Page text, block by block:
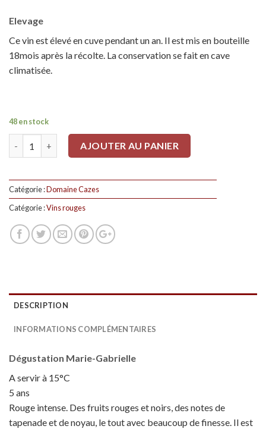
Elevage
Ce vin est élevé en cuve pendant un an. Il est mis en bouteille
18mois après la récolte. La conservation se fait en cave
climatisée.
48 en stock
AJOUTER AU PANIER
Catégorie :Domaine Cazes
Catégorie :Vins rouges
DESCRIPTION
INFORMATIONS COMPLÉMENTAIRES
Dégustation Marie-Gabrielle
A servir à 15°C
5 ans
Rouge intense. Des fruits rouges et noirs, des notes de
tapenade et de noyau, le tout avec beaucoup de finesse. Il est